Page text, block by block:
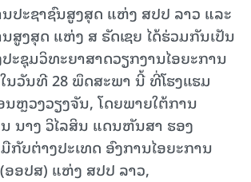
ປະຊາຊົນສູງສຸດ ແຫ່ງ ສປປ ລາວ ແລະ
ສູງສຸດ ແຫ່ງ ສ ຣັດເຊຍ ໄດ້ຮ່ວມກັນເປັນ
ະຊຸມວິທະຍາສາດວຽກງານໄອຍະການ
ນວັນທີ 28 ພຶດສະພາ ນີ້ ທີ່ໂຮງແຮມ
ຫຼວງວຽງຈັນ, ໂດຍພາຍໃຕ້ການ
ນາງ ວິໄລສິນ ແດນຫັນສາ ຮອງ
ບຕ່າງປະເທດ ອົງການໄອຍະການ
ອອປສ) ແຫ່ງ ສປປ ລາວ,